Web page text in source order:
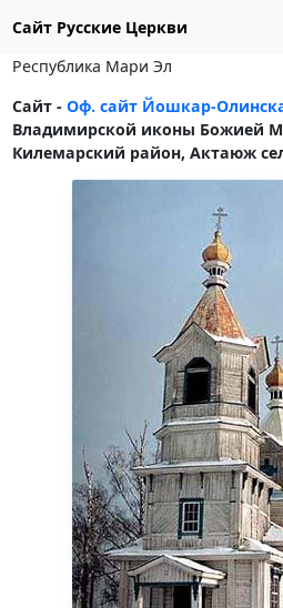
Сайт Русские Церкви
Республика Мари Эл
Сайт - Оф. сайт Йошкар-
Владимирской иконы Божией
Килемарский район, Актаюж